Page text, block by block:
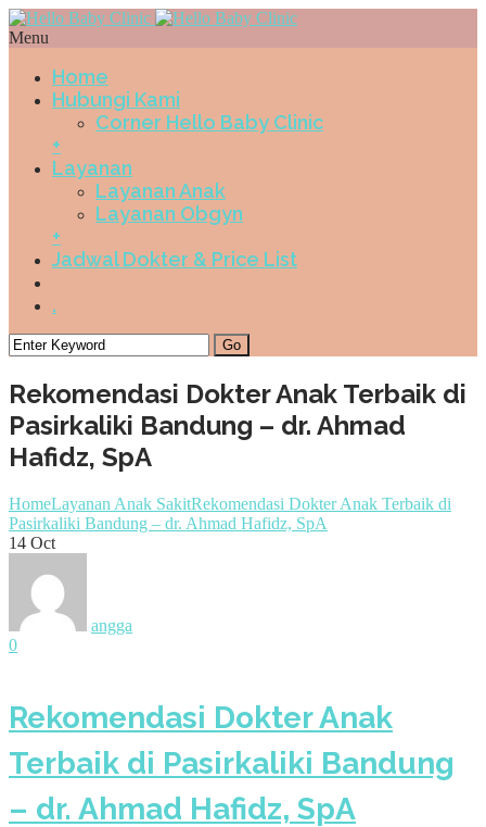
Menu
Home
Hubungi Kami
Corner Hello Baby Clinic
+
Layanan
Layanan Anak
Layanan Obgyn
+
Jadwal Dokter & Price List
.
Rekomendasi Dokter Anak Terbaik di
Pasirkaliki Bandung – dr. Ahmad
Hafidz, SpA
HomeLayanan Anak SakitRekomendasi Dokter Anak Terbaik di
Pasirkaliki Bandung – dr. Ahmad Hafidz, SpA
14 Oct
angga
0
Rekomendasi Dokter Anak
Terbaik di Pasirkaliki Bandung
– dr. Ahmad Hafidz, SpA